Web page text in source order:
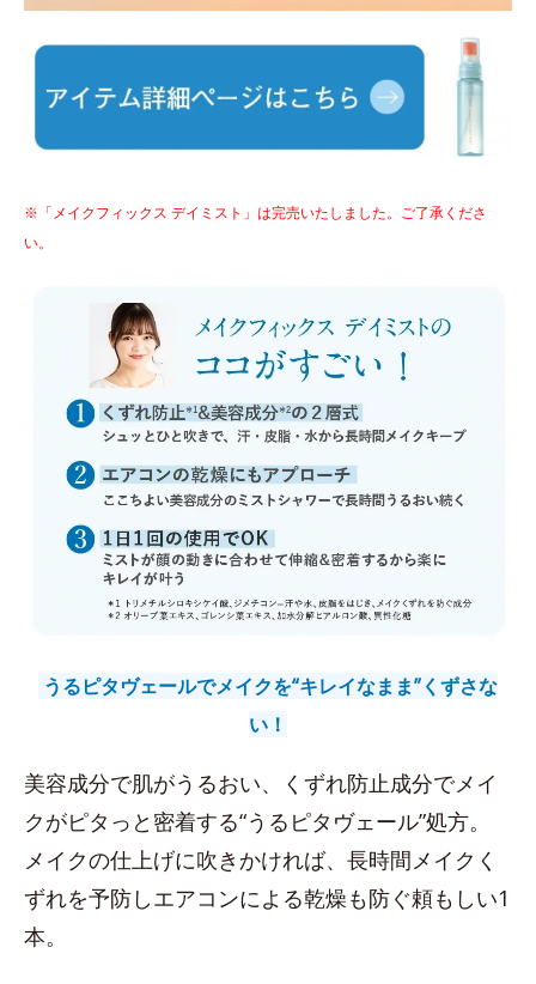
※「メイクフィックス デイミスト」は完売いたしました。ご了承くださ
い。
うるピタヴェールでメイクを“キレイなまま”くずさな
い！
美容成分で肌がうるおい、くずれ防止成分でメイ
クがピタっと密着する“うるピタヴェール”処方。
メイクの仕上げに吹きかければ、長時間メイクく
ずれを予防しエアコンによる乾燥も防ぐ頼もしい1
本。